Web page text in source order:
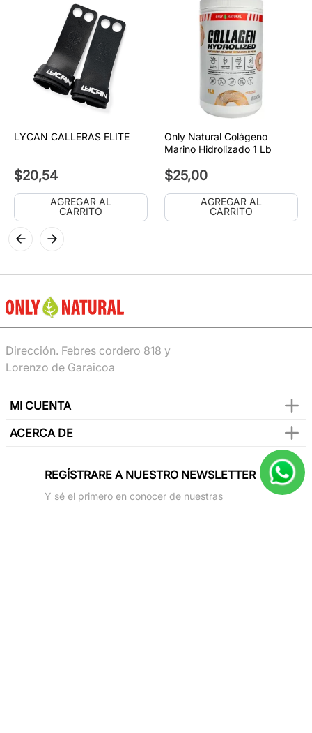
LYCAN CALLERAS ELITE
$20,54
AGREGAR AL
CARRITO
Only Natural Colágeno
Marino Hidrolizado 1 Lb
$25,00
AGREGAR AL
CARRITO
Dirección. Febres cordero 818 y
Lorenzo de Garaicoa
MI CUENTA
ACERCA DE
REGÍSTRARE A NUESTRO NEWSLETTER
Y sé el primero en conocer de nuestras